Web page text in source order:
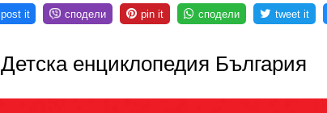
Детска енциклопедия България